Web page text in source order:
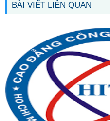
BÀI VIẾT LIÊN QUAN